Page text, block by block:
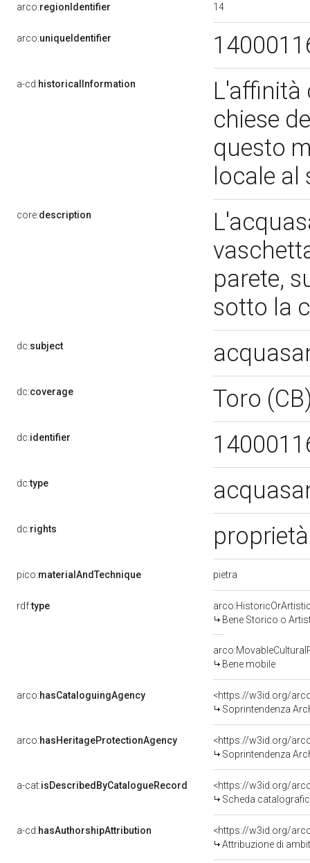
arco:regionIdentifier 14
arco:uniqueIdentifier
a-cd:historicalInformation
L'affinità
chiese
questo
locale al
core:description
parete,
sotto la
dc:subject
dc:coverage Toro
dc:identifier
dc:type
dc:rights
pico:materialAndTechnique pietra
rdf:type
Bene Storico o
Bene mobile
arco:hasCataloguingAgency
<https://w3id.org/
Soprintendenza
arco:hasHeritageProtectionAgency
<https://w3id.org/
Soprintendenza
a-cat:isDescribedByCatalogueRecord
<https://w3id.org/
Scheda
a-cd:hasAuthorshipAttribution
<https://w3id.org/
Attribuzione di